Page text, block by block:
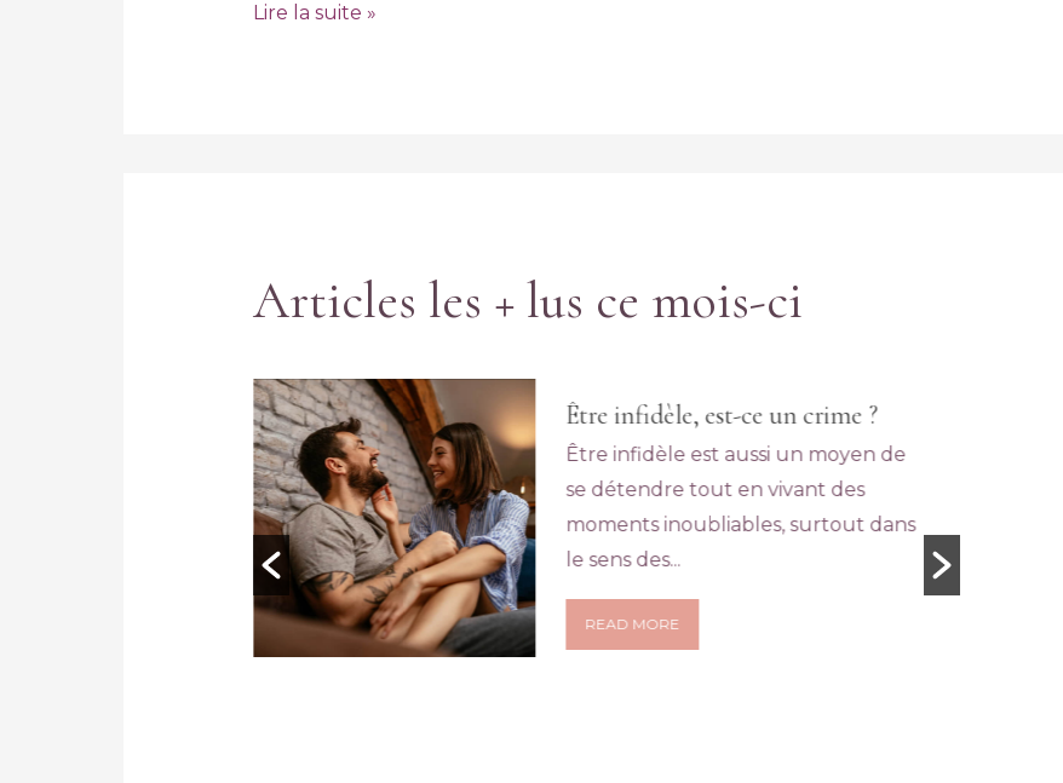
Lire la suite »
Articles les + lus ce mois-ci
Être infidèle, est-ce un crime ?
Être infidèle est aussi un moyen de
se détendre tout en vivant des
moments inoubliables, surtout dans
le sens des...
READ MORE